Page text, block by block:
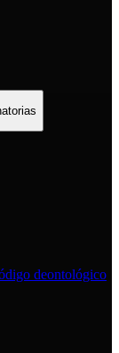
deontológico